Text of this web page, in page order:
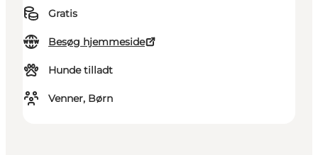
Gratis
Besøg hjemmeside
Hunde tilladt
Venner, Børn